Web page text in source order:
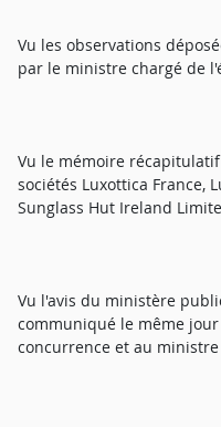
Vu les observations
par le ministre chargé de
Vu le mémoire
sociétés Luxottica France,
Sunglass Hut Ireland
Vu l'avis du ministère
communiqué le même
concurrence et au